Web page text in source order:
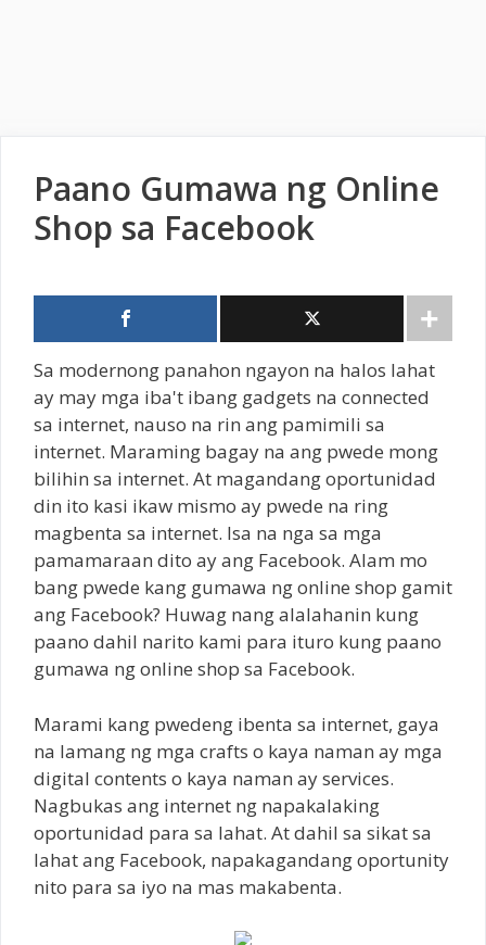
Paano Gumawa ng Online
Shop sa Facebook
Sa modernong panahon ngayon na halos lahat
ay may mga iba't ibang gadgets na connected
sa internet, nauso na rin ang pamimili sa
internet. Maraming bagay na ang pwede mong
bilihin sa internet. At magandang oportunidad
din ito kasi ikaw mismo ay pwede na ring
magbenta sa internet. Isa na nga sa mga
pamamaraan dito ay ang Facebook. Alam mo
bang pwede kang gumawa ng online shop gamit
ang Facebook? Huwag nang alalahanin kung
paano dahil narito kami para ituro kung paano
gumawa ng online shop sa Facebook.
Marami kang pwedeng ibenta sa internet, gaya
na lamang ng mga crafts o kaya naman ay mga
digital contents o kaya naman ay services.
Nagbukas ang internet ng napakalaking
oportunidad para sa lahat. At dahil sa sikat sa
lahat ang Facebook, napakagandang oportunity
nito para sa iyo na mas makabenta.